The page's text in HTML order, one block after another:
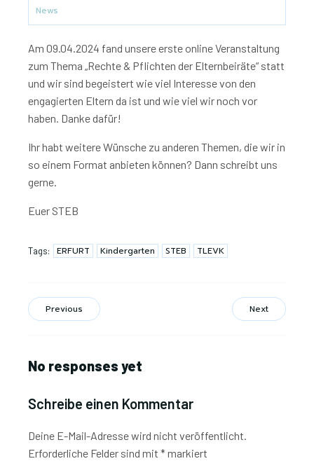
News
Am 09.04.2024 fand unsere erste online Veranstaltung
zum Thema „Rechte & Pflichten der Elternbeiräte“ statt
und wir sind begeistert wie viel Interesse von den
engagierten Eltern da ist und wie viel wir noch vor
haben. Danke dafür!
Ihr habt weitere Wünsche zu anderen Themen, die wir in
so einem Format anbieten können? Dann schreibt uns
gerne.
Euer STEB
Tags: ERFURT Kindergarten STEB TLEVK
Previous Next
No responses yet
Schreibe einen Kommentar
Deine E-Mail-Adresse wird nicht veröffentlicht.
Erforderliche Felder sind mit * markiert